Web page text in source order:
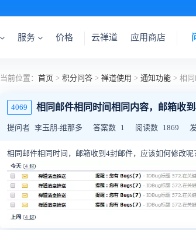
服务 价格 云禅道 应用商店
当前位置： 首页 > 积分问答 > 禅道使用 > 通知功能 >
4069 相同邮件相同时间相同内容，邮箱收
提问者 李玉朋-维那多 答案数 1 阅读数 1869
相同邮件相同时间，邮箱收到4封邮件，应该如何修改呢